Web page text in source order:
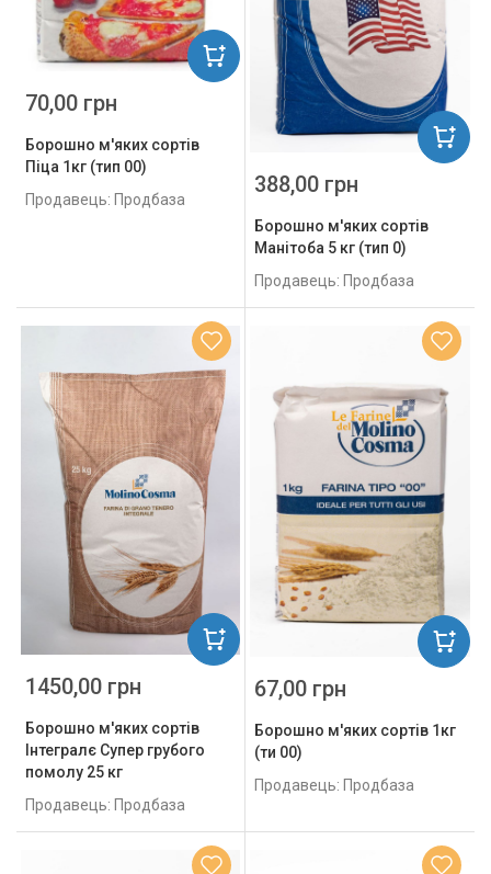
Борошно м'яких сортів
Піца 1кг (тип 00)
Продавець: Продбаза
70,00 грн
Борошно м'яких сортів
Манітоба 5 кг (тип 0)
Продавець: Продбаза
388,00 грн
Борошно м'яких сортів
Інтегралє Супер грубого
помолу 25 кг
Продавець: Продбаза
1450,00 грн
Борошно м'яких сортів 1кг
(ти 00)
Продавець: Продбаза
67,00 грн